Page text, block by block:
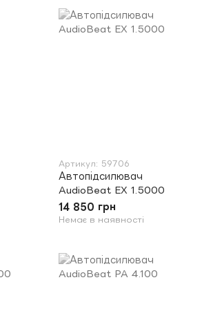
Артикул: 59706
Автопідсилювач
AudioBeat EX 1.5000
14 850 грн
Немає в наявності